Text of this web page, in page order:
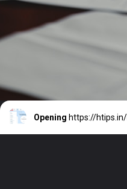
Opening https://